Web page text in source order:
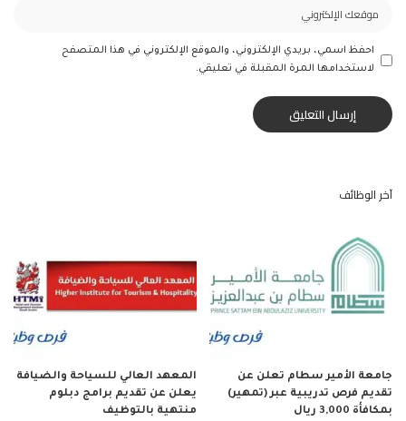
احفظ اسمي، بريدي الإلكتروني، والموقع الإلكتروني في هذا المتصفح
لاستخدامها المرة المقبلة في تعليقي.
آخر الوظائف
جامعة الأمير سطام تعلن عن
تقديم فرص تدريبية عبر (تمهير)
بمكافأة 3,000 ريال
المعهد العالي للسياحة والضيافة
يعلن عن تقديم برامج دبلوم
منتهية بالتوظيف